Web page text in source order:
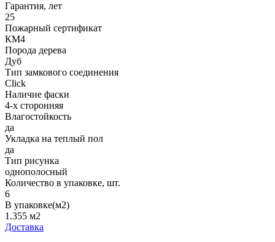
Гарантия, лет
25
Пожарный сертификат
КМ4
Порода дерева
Дуб
Тип замкового соединения
Click
Наличие фаски
4-х сторонняя
Влагостойкость
да
Укладка на теплый пол
да
Тип рисунка
однополосный
Количество в упаковке, шт.
6
В упаковке(м2)
1.355 м2
Доставка